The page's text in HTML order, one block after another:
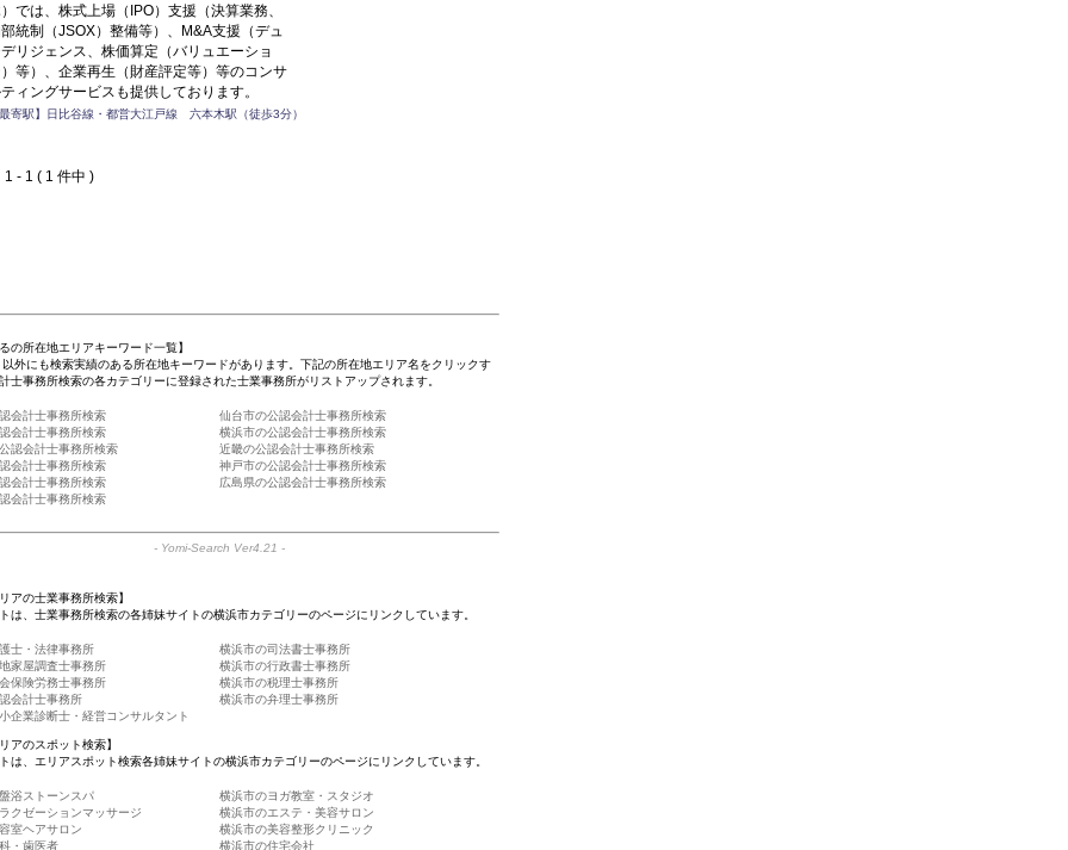
では、株式上場（IPO）支援（決算業務、
統制（JSOX）整備等）、M&A支援（デュ
リジェンス、株価算定（バリュエーショ
等）、企業再生（財産評定等）等のコンサ
ィングサービスも提供しております。
最寄駅】日比谷線・都営大江戸線 六本木駅（徒歩3分）
- 1 ( 1 件中 )
の所在地エリアキーワード一覧】
以外にも検索実績のある所在地キーワードがあります。下記の所在地エリア名をクリックす
士事務所検索の各カテゴリーに登録された士業事務所がリストアップされます。
会計士事務所検索
仙台市の公認会計士事務所検索
会計士事務所検索
横浜市の公認会計士事務所検索
認会計士事務所検索
近畿の公認会計士事務所検索
会計士事務所検索
神戸市の公認会計士事務所検索
会計士事務所検索
広島県の公認会計士事務所検索
会計士事務所検索
- Yomi-Search Ver4.21 -
アの士業事務所検索】
は、士業事務所検索の各姉妹サイトの横浜市カテゴリーのページにリンクしています。
士・法律事務所
横浜市の司法書士事務所
家屋調査士事務所
横浜市の行政書士事務所
保険労務士事務所
横浜市の税理士事務所
会計士事務所
横浜市の弁理士事務所
企業診断士・経営コンサルタント
アのスポット検索】
は、エリアスポット検索各姉妹サイトの横浜市カテゴリーのページにリンクしています。
浴ストーンスパ
横浜市のヨガ教室・スタジオ
クゼーションマッサージ
横浜市のエステ・美容サロン
室ヘアサロン
横浜市の美容整形クリニック
・歯医者
横浜市の住宅会社